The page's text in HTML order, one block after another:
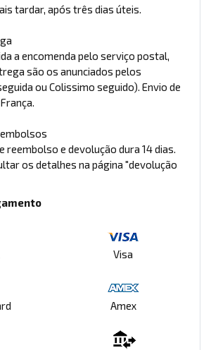
tardar, após três dias úteis.
a encomenda pelo serviço postal,
são os anunciados pelos
ou Colissimo seguido). Envio de
reembolso e devolução dura 14 dias.
os detalhes na página "devolução
Visa
Amex